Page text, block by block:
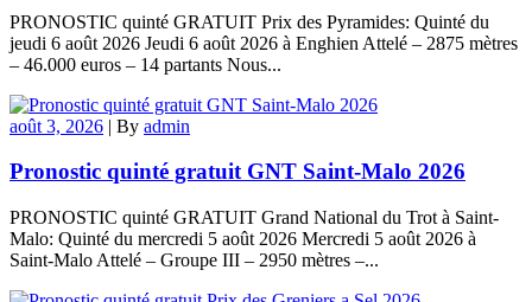
PRONOSTIC quinté GRATUIT Prix des Pyramides: Quinté du
jeudi 6 août 2026 Jeudi 6 août 2026 à Enghien Attelé – 2875 mètres
– 46.000 euros – 14 partants Nous...
août 3, 2026 | By admin
Pronostic quinté gratuit GNT Saint-Malo 2026
PRONOSTIC quinté GRATUIT Grand National du Trot à Saint-
Malo: Quinté du mercredi 5 août 2026 Mercredi 5 août 2026 à
Saint-Malo Attelé – Groupe III – 2950 mètres –...